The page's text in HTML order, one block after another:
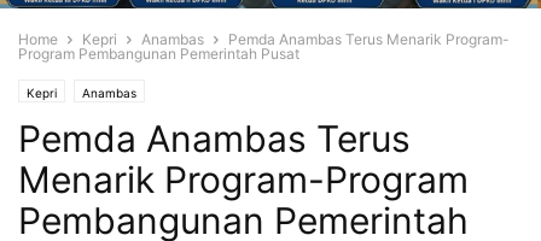
Home Kepri Anambas
Pemda Anambas Terus Menarik Program-
Program Pembangunan Pemerintah Pusat
Kepri Anambas
Pemda Anambas Terus
Menarik Program-Program
Pembangunan Pemerintah